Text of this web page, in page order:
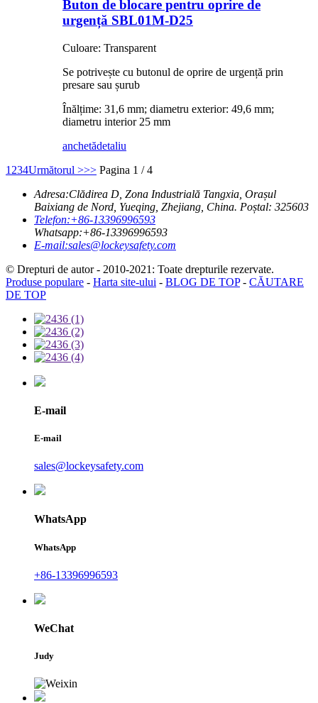
Buton de blocare pentru oprire de
urgență SBL01M-D25
Culoare: Transparent
Se potrivește cu butonul de oprire de urgență prin
presare sau șurub
Înălțime: 31,6 mm; diametru exterior: 49,6 mm;
diametru interior 25 mm
anchetădetaliu
1 234Următorul >>> Pagina 1 / 4
Adresa:Clădirea D, Zona Industrială Tangxia, Orașul
Baixiang de Nord, Yueqing, Zhejiang, China. Poștal: 325603
Telefon:+86-13396996593
Whatsapp:+86-13396996593
E-mail:sales@lockeysafety.com
© Drepturi de autor - 2010-2021: Toate drepturile rezervate.
Produse populare - Harta site-ului - BLOG DE TOP- CĂUTARE
DE TOP
E-mail
E-mail
sales@lockeysafety.com
WhatsApp
WhatsApp
+86-13396996593
WeChat
Judy